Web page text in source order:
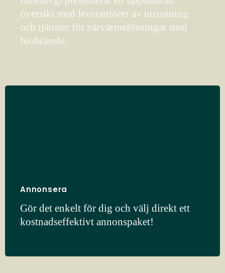
översikt med leverantörer av utrustning
och tjänster för närvärmelösningar med
biobränsle.
Annonsera
Gör det enkelt för dig och välj direkt ett
kostnadseffektivt annonspaket!